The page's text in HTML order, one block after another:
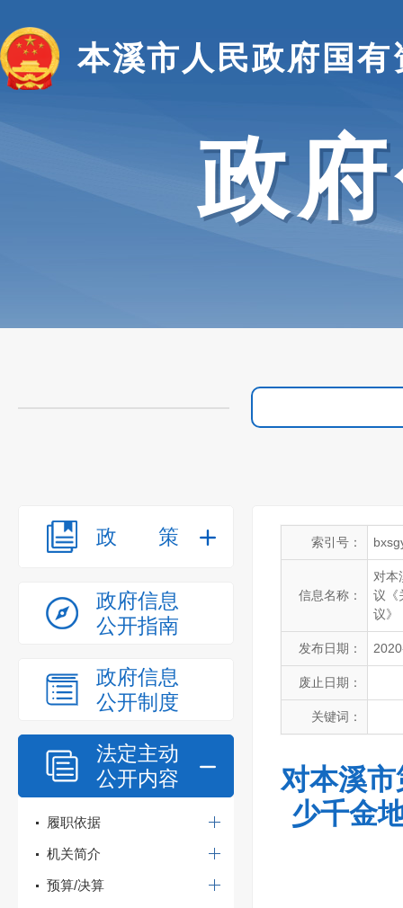
本溪市人民政府国
政
政策
政府信息
公开指南
政府信息
公开制度
法定主动
公开内容
履职依据
机关简介
预算/决算
索引号：
信息名称：
对本
议《
议》
发布日期：
废止日期：
关键词：
对本溪
少千金